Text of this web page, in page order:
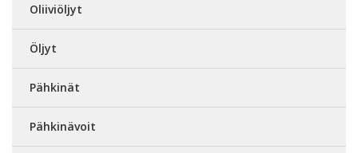
Oliiviöljyt
Öljyt
Pähkinät
Pähkinävoit